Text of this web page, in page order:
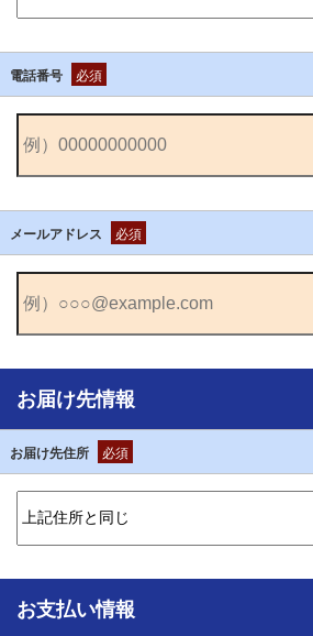
電話番号 必須
メールアドレス 必須
お届け先情報
お届け先住所 必須
お支払い情報